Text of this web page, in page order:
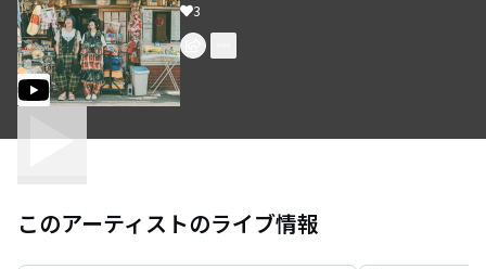
3
このアーティストのライブ情報